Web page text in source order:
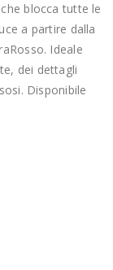
blocca tutte le
a partire dalla
Ideale
dei dettagli
Disponibile